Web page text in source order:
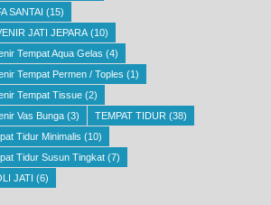
SANTAI (15)
JATI JEPARA (10)
Tempat Aqua Gelas (4)
Tempat Permen / Toples (1)
Tempat Tissue (2)
Vas Bunga (3) TEMPAT TIDUR (38)
Tidur Minimalis (10)
Tidur Susun Tingkat (7)
JATI (6)